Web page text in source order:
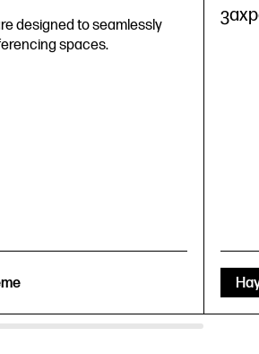
designed to seamlessly
spaces.